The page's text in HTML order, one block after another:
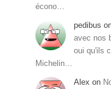
écono…
pedibus
avec nos
oui qu'ils
Michelin…
Alex on